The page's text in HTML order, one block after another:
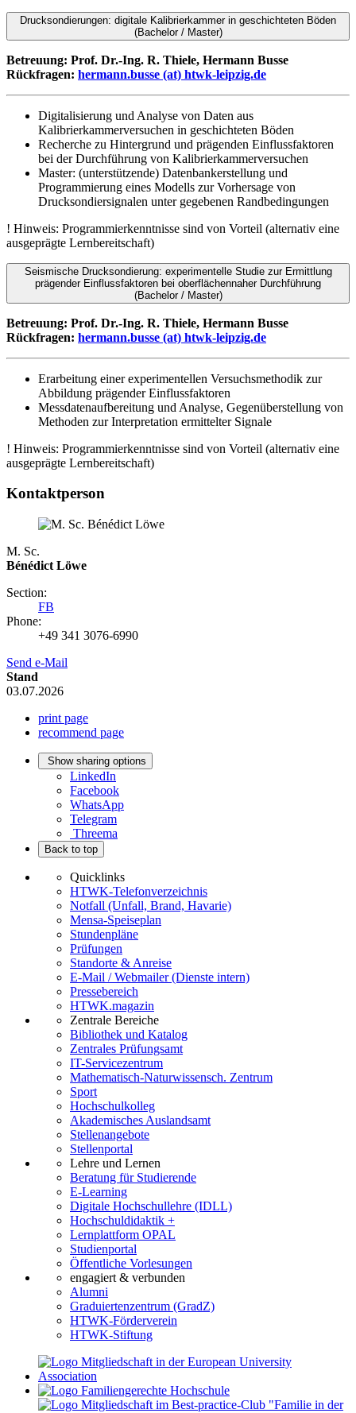
Drucksondierungen: digitale Kalibrierkammer in geschichteten Böden
(Bachelor / Master)
Betreuung: Prof. Dr.-Ing. R. Thiele, Hermann Busse
Rückfragen: hermann.busse (at) htwk-leipzig.de
Digitalisierung und Analyse von Daten aus
Kalibrierkammerversuchen in geschichteten Böden
Recherche zu Hintergrund und prägenden Einflussfaktoren
bei der Durchführung von Kalibrierkammerversuchen
Master: (unterstützende) Datenbankerstellung und
Programmierung eines Modells zur Vorhersage von
Drucksondiersignalen unter gegebenen Randbedingungen
! Hinweis: Programmierkenntnisse sind von Vorteil (alternativ eine
ausgeprägte Lernbereitschaft)
Seismische Drucksondierung: experimentelle Studie zur Ermittlung
prägender Einflussfaktoren bei oberflächennaher Durchführung
(Bachelor / Master)
Betreuung: Prof. Dr.-Ing. R. Thiele, Hermann Busse
Rückfragen: hermann.busse (at) htwk-leipzig.de
Erarbeitung einer experimentellen Versuchsmethodik zur
Abbildung prägender Einflussfaktoren
Messdatenaufbereitung und Analyse, Gegenüberstellung von
Methoden zur Interpretation ermittelter Signale
! Hinweis: Programmierkenntnisse sind von Vorteil (alternativ eine
ausgeprägte Lernbereitschaft)
Kontaktperson
M. Sc.
Bénédict Löwe
Section:
FB
Phone:
+49 341 3076-6990
Send e-Mail
Stand
03.07.2026
print page
recommend page
Show sharing options
LinkedIn
Facebook
WhatsApp
Telegram
Threema
Back to top
Quicklinks
HTWK-Telefonverzeichnis
Notfall (Unfall, Brand, Havarie)
Mensa-Speiseplan
Stundenpläne
Prüfungen
Standorte & Anreise
E-Mail / Webmailer (Dienste intern)
Pressebereich
HTWK.magazin
Zentrale Bereiche
Bibliothek und Katalog
Zentrales Prüfungsamt
IT-Servicezentrum
Mathematisch-Naturwissensch. Zentrum
Sport
Hochschulkolleg
Akademisches Auslandsamt
Stellenangebote
Stellenportal
Lehre und Lernen
Beratung für Studierende
E-Learning
Digitale Hochschullehre (IDLL)
Hochschuldidaktik +
Lernplattform OPAL
Studienportal
Öffentliche Vorlesungen
engagiert & verbunden
Alumni
Graduiertenzentrum (GradZ)
HTWK-Förderverein
HTWK-Stiftung